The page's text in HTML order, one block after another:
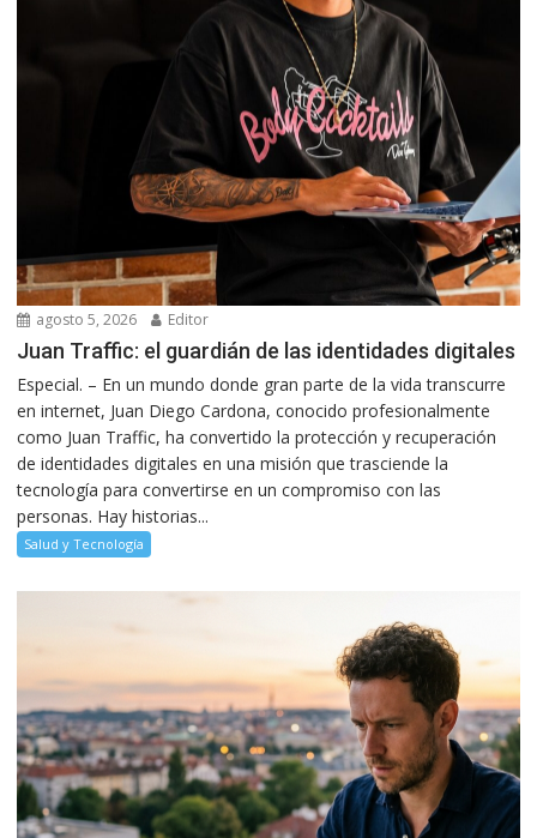
agosto 5, 2026 Editor
Juan Traffic: el guardián de las identidades digitales
Especial. – En un mundo donde gran parte de la vida transcurre
en internet, Juan Diego Cardona, conocido profesionalmente
como Juan Traffic, ha convertido la protección y recuperación
de identidades digitales en una misión que trasciende la
tecnología para convertirse en un compromiso con las
personas. Hay historias...
Salud y Tecnología